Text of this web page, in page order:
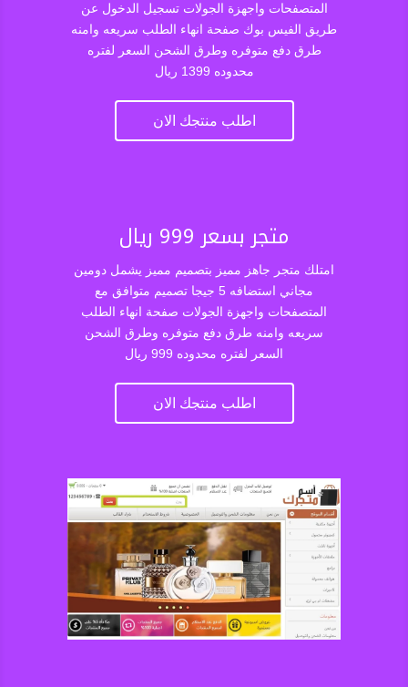
المتصفحات واجهزة الجولات تسجيل الدخول عن
طريق الفيس بوك صفحة انهاء الطلب سريعه وامنه
طرق دفع متوفره وطرق الشحن السعر لفتره
محدوده 1399 ريال
اطلب منتجك الان
متجر بسعر 999 ريال
امتلك متجر جاهز مميز بتصميم مميز يشمل دومين
مجاني استضافه 5 جيجا تصميم متوافق مع
المتصفحات واجهزة الجولات صفحة انهاء الطلب
سريعه وامنه طرق دفع متوفره وطرق الشحن
السعر لفتره محدوده 999 ريال
اطلب منتجك الان